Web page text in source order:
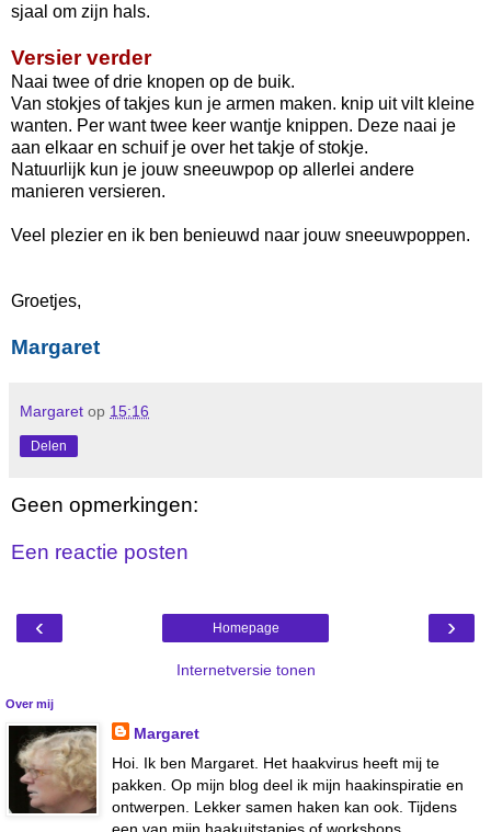
sjaal om zijn hals.
Versier verder
Naai twee of drie knopen op de buik.
Van stokjes of takjes kun je armen maken. knip uit vilt kleine
wanten. Per want twee keer wantje knippen. Deze naai je
aan elkaar en schuif je over het takje of stokje.
Natuurlijk kun je jouw sneeuwpop op allerlei andere
manieren versieren.
Veel plezier en ik ben benieuwd naar jouw sneeuwpoppen.
Groetjes,
Margaret
Margaret op 15:16
Delen
Geen opmerkingen:
Een reactie posten
‹ ›
Homepage
Internetversie tonen
Over mij
Margaret
Hoi. Ik ben Margaret. Het haakvirus heeft mij te
pakken. Op mijn blog deel ik mijn haakinspiratie en
ontwerpen. Lekker samen haken kan ook. Tijdens